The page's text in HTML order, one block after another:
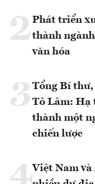
2Phát triển
thành
văn hóa
3 Tổng Bí
Tô Lâm: Hạ
thành một
chiến lược
Việt Nam